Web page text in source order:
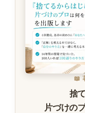
📖
捨
片づけの